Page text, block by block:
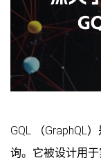
GQL （GraphQL
询。它被设计用